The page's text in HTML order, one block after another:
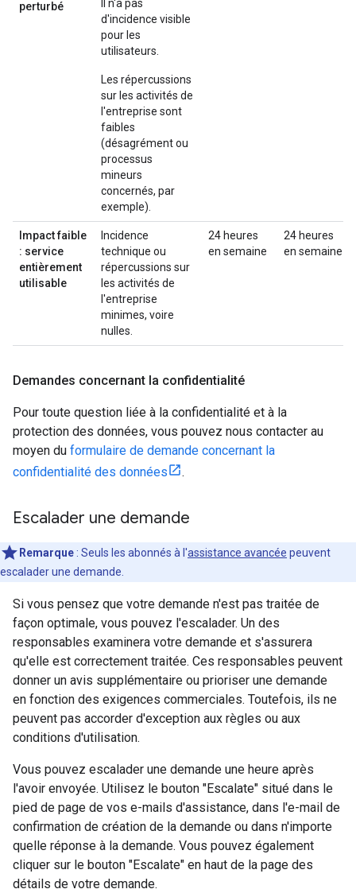
perturbé
Il n'a pas
d'incidence visible
pour les
utilisateurs.
Les répercussions
sur les activités de
l'entreprise sont
faibles
(désagrément ou
processus
mineurs
concernés, par
exemple).
Impact faible
: service
entièrement
utilisable
Incidence
technique ou
répercussions sur
les activités de
l'entreprise
minimes, voire
nulles.
24 heures
en semaine
24 heures
en semaine
Demandes concernant la confidentialité
Pour toute question liée à la confidentialité et à la
protection des données, vous pouvez nous contacter au
moyen du formulaire de demande concernant la
confidentialité des données
.
Escalader une demande
Remarque : Seuls les abonnés à l'assistance avancée peuvent
escalader une demande.
Si vous pensez que votre demande n'est pas traitée de
façon optimale, vous pouvez l'escalader. Un des
responsables examinera votre demande et s'assurera
qu'elle est correctement traitée. Ces responsables peuvent
donner un avis supplémentaire ou prioriser une demande
en fonction des exigences commerciales. Toutefois, ils ne
peuvent pas accorder d'exception aux règles ou aux
conditions d'utilisation.
Vous pouvez escalader une demande une heure après
l'avoir envoyée. Utilisez le bouton "Escalate" situé dans le
pied de page de vos e-mails d'assistance, dans l'e-mail de
confirmation de création de la demande ou dans n'importe
quelle réponse à la demande. Vous pouvez également
cliquer sur le bouton "Escalate" en haut de la page des
détails de votre demande.